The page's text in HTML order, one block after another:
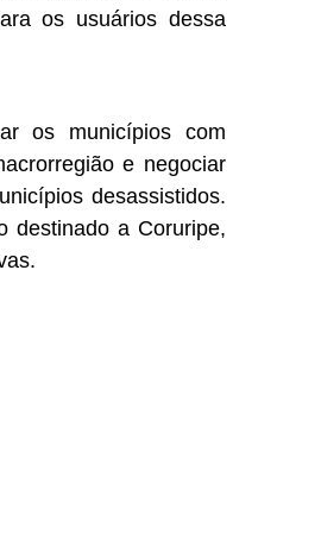
os usuários dessa
os municípios com
e negociar
desassistidos.
destinado a Coruripe,